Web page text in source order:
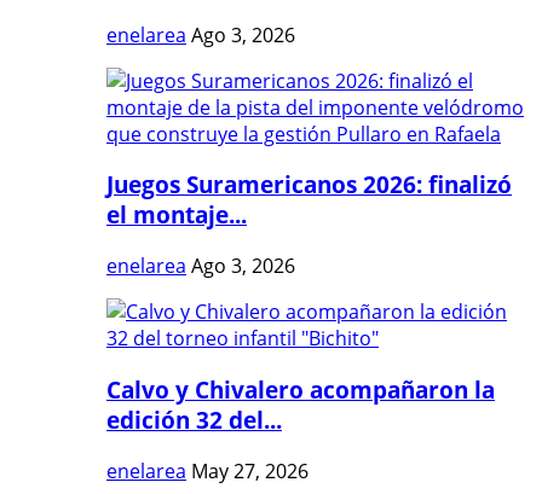
enelarea Ago 3, 2026
Juegos Suramericanos 2026: finalizó
el montaje...
enelarea Ago 3, 2026
Calvo y Chivalero acompañaron la
edición 32 del...
enelarea May 27, 2026